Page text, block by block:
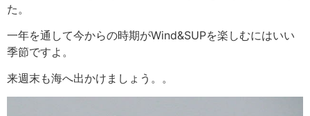
た。
一年を通して今からの時期がWind&SUPを楽しむにはいい
季節ですよ。
来週末も海へ出かけましょう。。